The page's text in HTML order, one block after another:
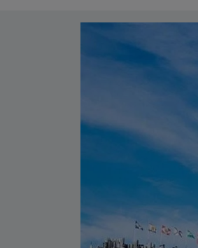
Çerez Politikası